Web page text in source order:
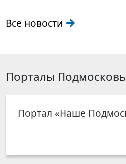
Все новости
Порталы
Портал «Наше